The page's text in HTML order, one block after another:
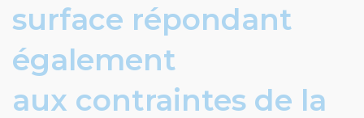
surface répondant
également
aux contraintes de la